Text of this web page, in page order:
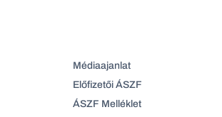
Médiaajanlat
Előfizetői ÁSZF
ÁSZF Melléklet